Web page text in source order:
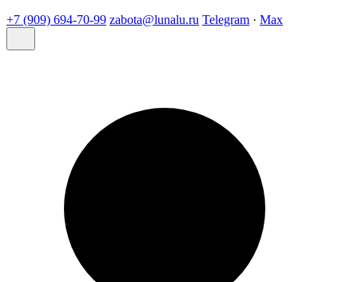
+7 (909) 694-70-99 zabota@lunalu.ru Telegram · Max